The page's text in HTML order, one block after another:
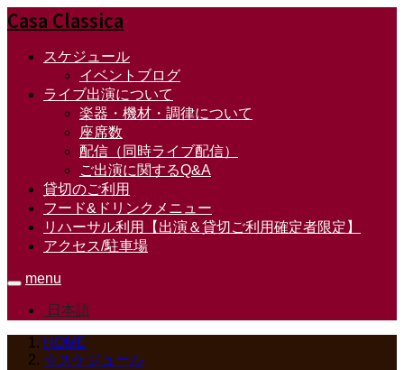
Casa Classica
スケジュール
イベントブログ
ライブ出演について
楽器・機材・調律について
座席数
配信（同時ライブ配信）
ご出演に関するQ&A
貸切のご利用
フード&ドリンクメニュー
リハーサル利用【出演＆貸切ご利用確定者限定】
アクセス/駐車場
menu
日本語
HOME
☆スケジュール